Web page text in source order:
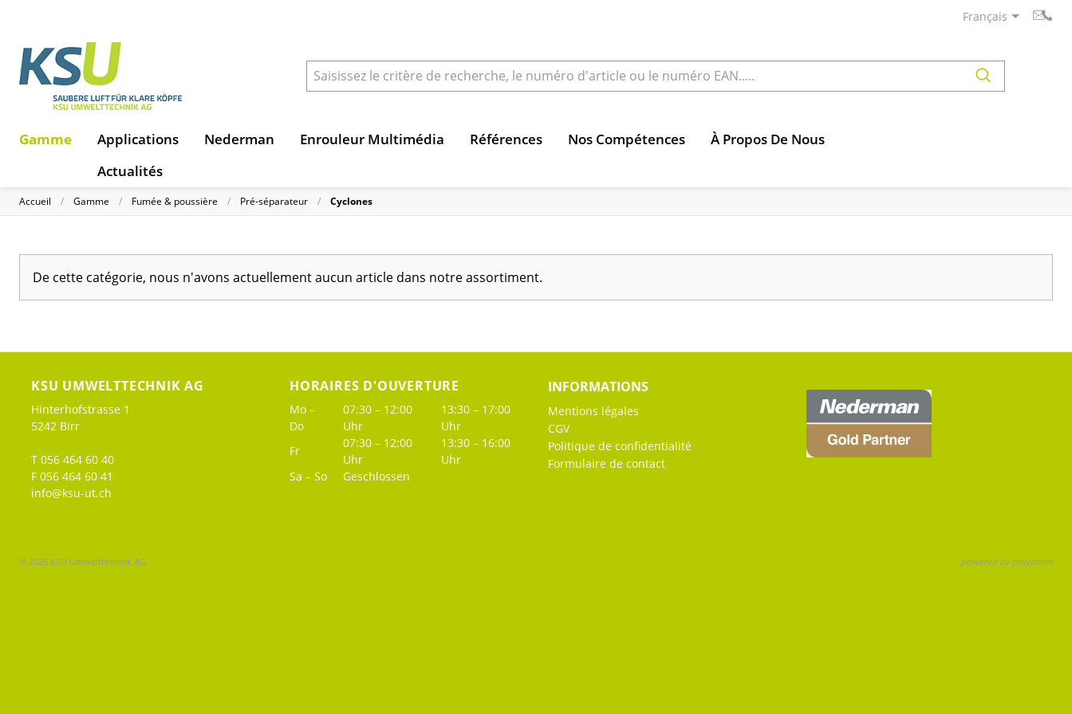
Français
Gamme Applications Nederman Enrouleur Multimédia Références Nos Compétences
À Propos De Nous
Actualités
Accueil Gamme Fumée & poussière Pré-séparateur Cyclones
De cette catégorie, nous n'avons actuellement aucun article dans notre assortiment.
KSU UMWELTTECHNIK AG
Hinterhofstrasse 1
5242 Birr
T 056 464 60 40
F 056 464 60 41
info@ksu-ut.ch
HORAIRES D'OUVERTURE
Mo –
Do
07:30 – 12:00
Uhr
13:30 – 17:00
Uhr
Fr
07:30 – 12:00
Uhr
13:30 – 16:00
Uhr
Sa – So
Geschlossen
INFORMATIONS
Mentions légales
CGV
Politique de confidentialité
Formulaire de contact
© 2026 KSU Umwelttechnik AG powered by polynorm